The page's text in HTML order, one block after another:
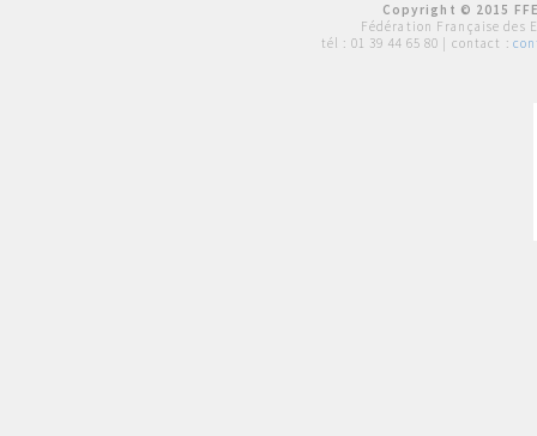
Copyright © 2015
Fédération Française des
tél : 01 39 44 65 80 | contact :